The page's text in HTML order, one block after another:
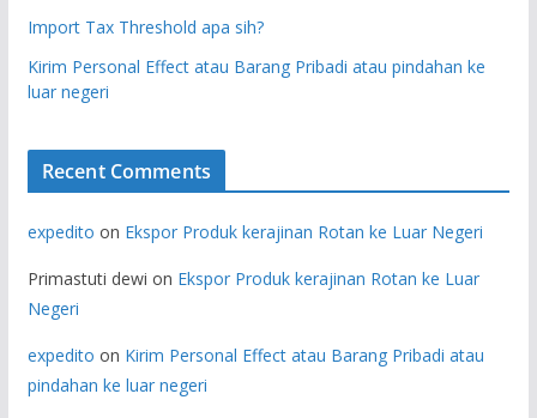
Import Tax Threshold apa sih?
Kirim Personal Effect atau Barang Pribadi atau pindahan ke
luar negeri
Recent Comments
expedito on Ekspor Produk kerajinan Rotan ke Luar Negeri
Primastuti dewi on Ekspor Produk kerajinan Rotan ke Luar
Negeri
expedito on Kirim Personal Effect atau Barang Pribadi atau
pindahan ke luar negeri